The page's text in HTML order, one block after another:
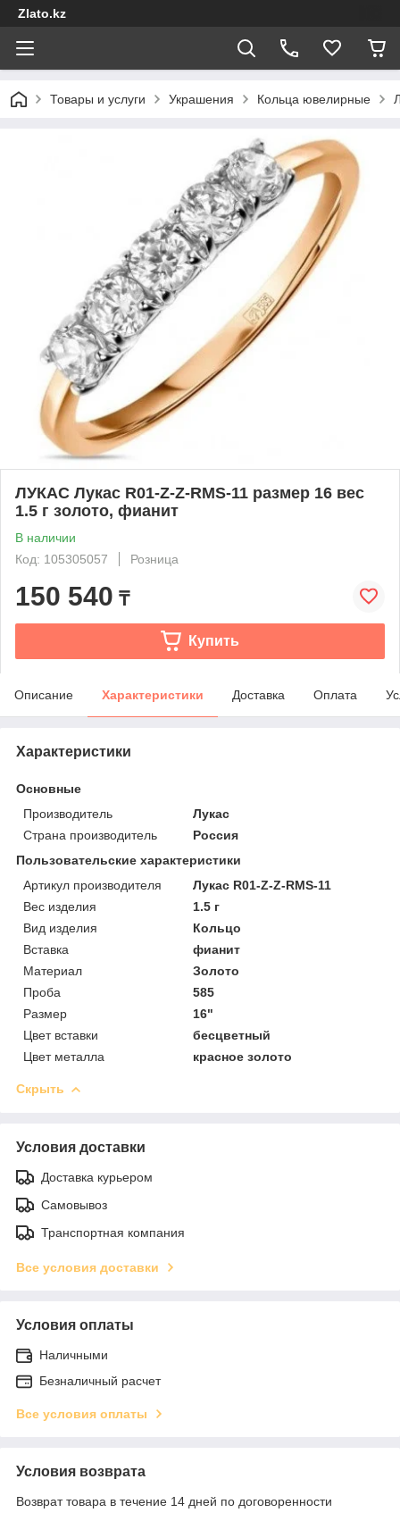
Zlato.kz
Товары и услуги Украшения Кольца ювелирные
ЛУКАС Лукас R01-Z-Z-RMS-11 размер 16 вес
1.5 г золото, фианит
В наличии
Код: 105305057
Розница
150 540 ₸
Купить
Описание Характеристики Доставка Оплата
Характеристики
Основные
Производитель
Лукас
Страна производитель
Россия
Пользовательские характеристики
Артикул производителя
Лукас R01-Z-Z-RMS-11
Вес изделия
1.5 г
Вид изделия
Кольцо
Вставка
фианит
Материал
Золото
Проба
585
Размер
16"
Цвет вставки
бесцветный
Цвет металла
красное золото
Скрыть
Условия доставки
Доставка курьером
Самовывоз
Транспортная компания
Все условия доставки
Условия оплаты
Наличными
Безналичный расчет
Все условия оплаты
Условия возврата
Возврат товара в течение 14 дней по договоренности